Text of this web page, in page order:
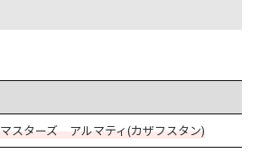
マスターズ アルマティ(カザフスタン)